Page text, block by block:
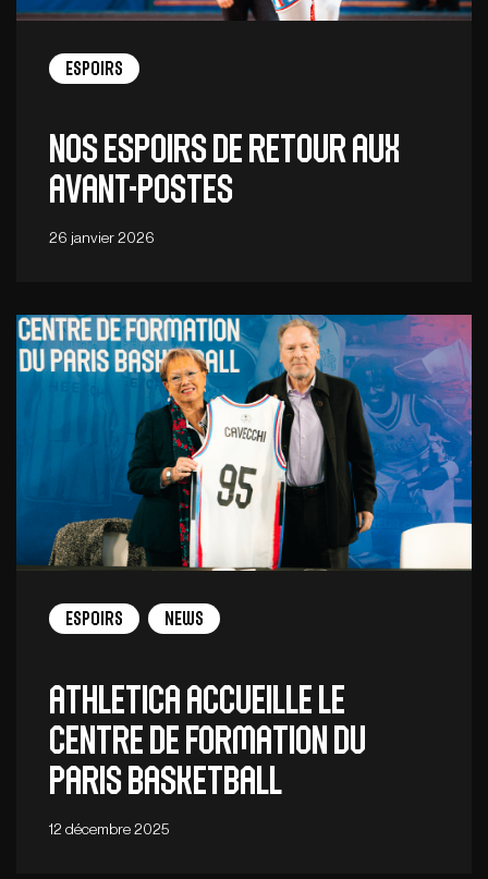
Espoirs
Nos Espoirs de retour aux
avant-postes
26 janvier 2026
Espoirs News
Athletica accueille le
centre de formation du
Paris Basketball
12 décembre 2025